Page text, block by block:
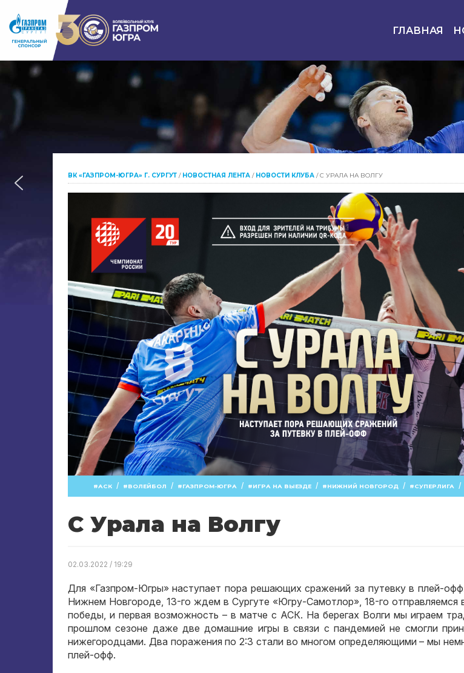
ГЛАВНАЯ
ВК «ГАЗПРОМ-ЮГРА» Г. СУРГУТ / НОВОСТНАЯ ЛЕНТА / НОВОСТИ КЛУБА /С УРАЛА НА ВОЛГУ
АСК / ВОЛЕЙБОЛ / ГАЗПРОМ-ЮГРА / ИГРА НА ВЫЕЗДЕ / НИЖНИЙ НОВГОРОД / СУПЕРЛИГА /
С Урала на Волгу
02.03.2022 / 19:29
Для «Газпром-Югры» наступает пора решающих сражений за путевку в плей-
Нижнем Новгороде, 13-го ждем в Сургуте «Югру-Самотлор», 18-го
победы, и первая возможность – в матче с АСК. На берегах Волги мы играем
прошлом сезоне даже две домашние игры в связи с пандемией не смогли
нижегородцами. Два поражения по 2:3 стали во многом определяющими – мы
плей-офф.